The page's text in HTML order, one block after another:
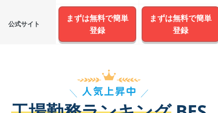
公式サイト
まずは無料で簡単
登録
まずは無料で簡単
登録